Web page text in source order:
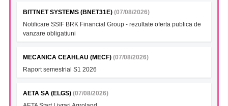
BITTNET SYSTEMS (BNET31E) (07/08/2026)
Notificare SSIF BRK Financial Group - rezultate oferta publica de
vanzare obligatiuni
MECANICA CEAHLAU (MECF) (07/08/2026)
Raport semestrial S1 2026
AETA SA (ELGS) (07/08/2026)